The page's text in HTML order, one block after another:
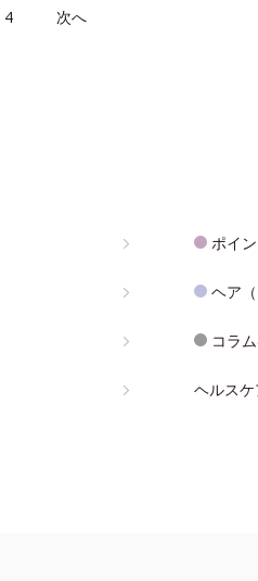
4 次へ
ポイ
ヘア（
コラ
ヘルスケ